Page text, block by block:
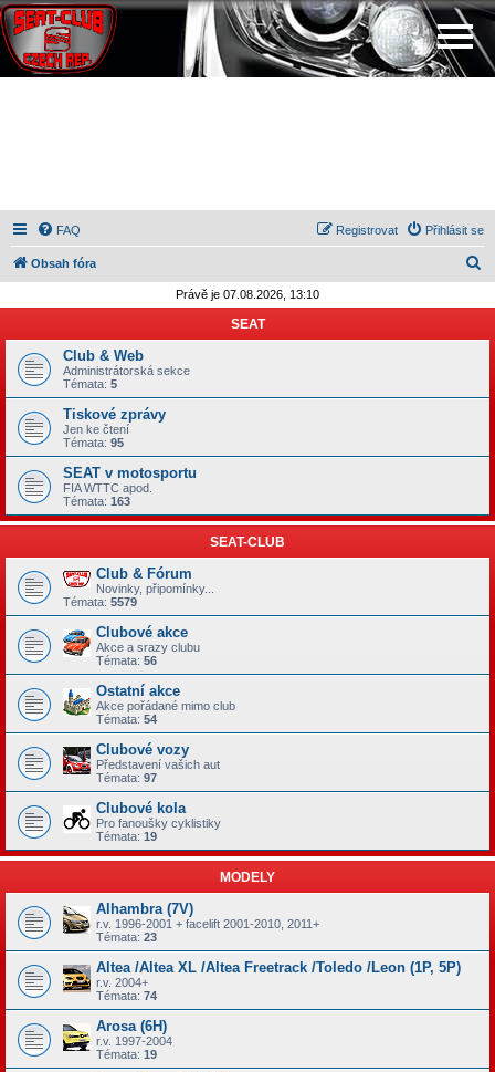
FAQ Přihlásit se
Registrovat
Obsah fóra
d
t
Právě je 07.08.2026, 13:10
SEAT
Club & Web
Administrátorská sekce
Témata: 5
Tiskové zprávy
Jen ke čtení
Témata: 95
SEAT v motosportu
FIA WTTC apod.
Témata: 163
SEAT-CLUB
Club & Fórum
Novinky, připomínky...
Témata: 5579
Clubové akce
Akce a srazy clubu
Témata: 56
Ostatní akce
Akce pořádané mimo club
Témata: 54
Clubové vozy
Představení vašich aut
Témata: 97
Clubové kola
Pro fanoušky cyklistiky
Témata: 19
MODELY
Alhambra (7V)
r.v. 1996-2001 + facelift 2001-2010, 2011+
Témata: 23
Altea /Altea XL /Altea Freetrack /Toledo /Leon (1P, 5P)
r.v. 2004+
Témata: 74
Arosa (6H)
r.v. 1997-2004
Témata: 19